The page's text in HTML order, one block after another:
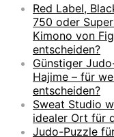
Red Label,
750 oder
Kimono von
entscheiden?
Günstiger
Hajime – für
entscheiden?
Sweat Studio
idealer Ort für
Judo-Puzzle